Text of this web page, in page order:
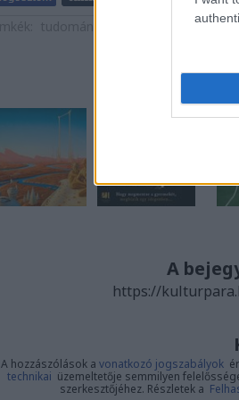
világűr
A
https://
A hozzászólások a vonatkozó jogszabályok
technikai üzemeltetője semmilyen
szerkesztőjéhez. Részletek a